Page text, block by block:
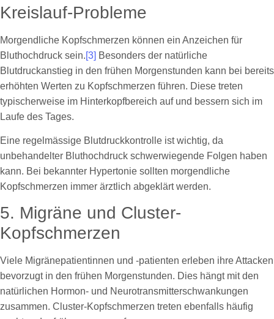
Kreislauf-Probleme
Morgendliche Kopfschmerzen können ein Anzeichen für
Bluthochdruck sein.[3] Besonders der natürliche
Blutdruckanstieg in den frühen Morgenstunden kann bei bereits
erhöhten Werten zu Kopfschmerzen führen. Diese treten
typischerweise im Hinterkopfbereich auf und bessern sich im
Laufe des Tages.
Eine regelmässige Blutdruckkontrolle ist wichtig, da
unbehandelter Bluthochdruck schwerwiegende Folgen haben
kann. Bei bekannter Hypertonie sollten morgendliche
Kopfschmerzen immer ärztlich abgeklärt werden.
5. Migräne und Cluster-
Kopfschmerzen
Viele Migränepatientinnen und -patienten erleben ihre Attacken
bevorzugt in den frühen Morgenstunden. Dies hängt mit den
natürlichen Hormon- und Neurotransmitterschwankungen
zusammen. Cluster-Kopfschmerzen treten ebenfalls häufig